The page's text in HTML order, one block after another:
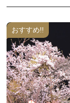
好きな時間を選ん
い。
夏休み限定で、期
三佛堂も案内付で
学びも多い体験で
おすすめ!!